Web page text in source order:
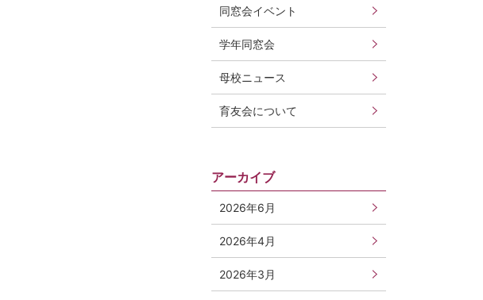
同窓会イベント
学年同窓会
母校ニュース
育友会について
アーカイブ
2026年6月
2026年4月
2026年3月